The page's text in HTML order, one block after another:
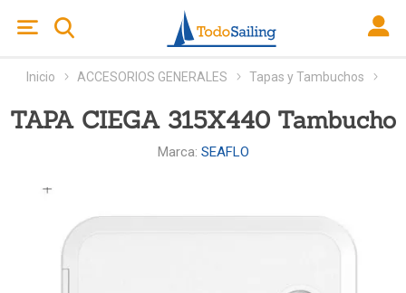
Inicio ACCESORIOS GENERALES Tapas y Tambuchos
TAPA CIEGA 315X440 Tambucho
Marca: SEAFLO